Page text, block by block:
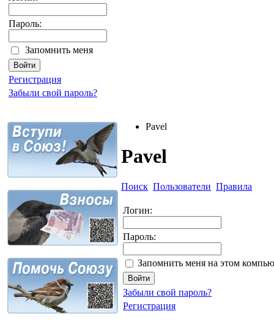
Пароль:
Запомнить меня
Регистрация
Забыли свой пароль?
Pavel
Pavel
Поиск Пользователи Правила
Логин:
Пароль:
Запомнить меня на этом
Забыли свой пароль?
Регистрация